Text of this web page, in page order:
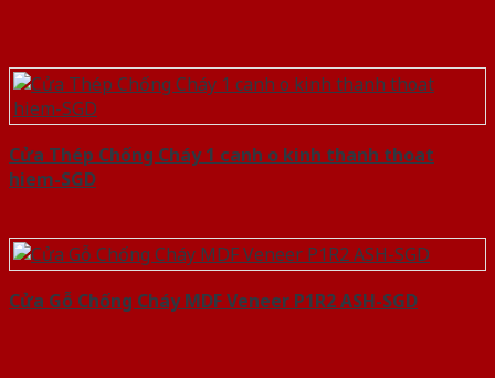
Cửa Thép Chống Cháy 1 canh o kinh thanh thoat
hiem-SGD
Cửa Gỗ Chống Cháy MDF Veneer P1R2 ASH-SGD